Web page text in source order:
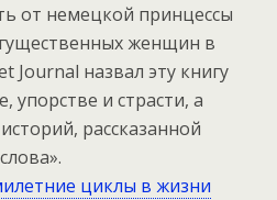
от немецкой принцессы
женщин в
Journal назвал эту книгу
упорстве и страсти, а
рассказанной
циклы в жизни